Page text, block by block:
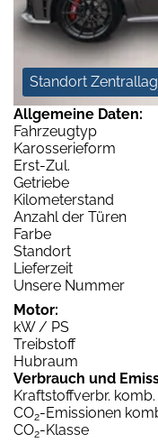
Standort
Allgemeine Daten:
Fahrzeugtyp
Karosserieform
Erst-Zul.
Getriebe
Kilometerstand
Anzahl der Türen
Farbe
Standort
Lieferzeit
Unsere Nummer
Motor:
kW / PS
Treibstoff
Hubraum
Verbrauch und
Kraftstoffverbr. komb.
CO2-Emissionen
CO2-Klasse